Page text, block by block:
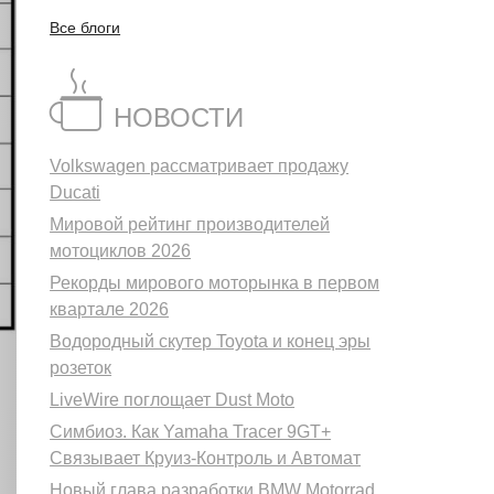
Все блоги
НОВОСТИ
Volkswagen рассматривает продажу
Ducati
Мировой рейтинг производителей
мотоциклов 2026
Рекорды мирового моторынка в первом
квартале 2026
Водородный скутер Toyota и конец эры
розеток
LiveWire поглощает Dust Moto
Симбиоз. Как Yamaha Tracer 9GT+
Связывает Круиз-Контроль и Автомат